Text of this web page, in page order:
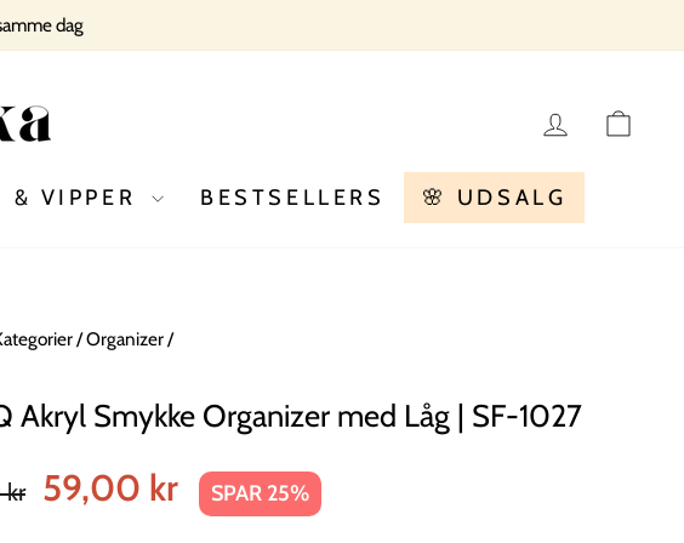
dag
LOG
& VIPPER BESTSELLERS 🌸 UDSALG
/Organizer/
Akryl Smykke Organizer med Låg | SF-1027
Tilbudspris
59,00 kr SPAR 25%